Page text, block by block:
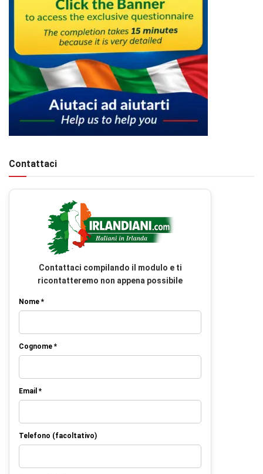
Contattaci
Contattaci compilando il modulo e ti
ricontatteremo non appena possibile
Nome *
Cognome *
Email *
Telefono (facoltativo)